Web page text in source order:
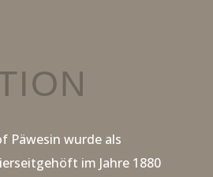
Päwesin wurde als
im Jahre 1880